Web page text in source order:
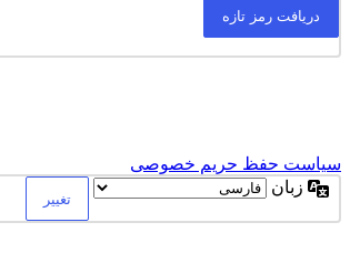
سیاست حفظ حریم خصوصی
زبان